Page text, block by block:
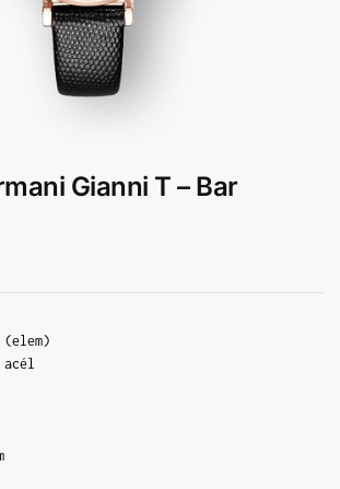
Gianni T – Bar
acél